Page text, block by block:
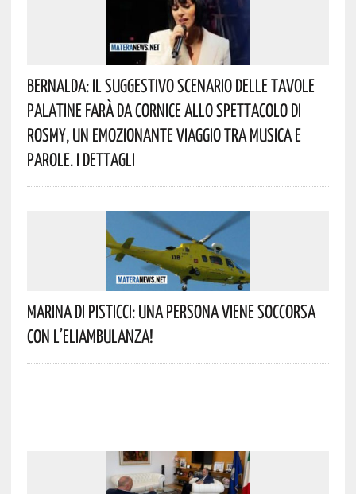
Bernalda: Il Suggestivo Scenario Delle Tavole
Palatine Farà Da Cornice Allo Spettacolo Di
Rosmy, Un Emozionante Viaggio Tra Musica E
Parole. I Dettagli
Marina Di Pisticci: Una Persona Viene Soccorsa
Con L’eliambulanza!